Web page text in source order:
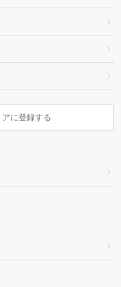
に登録する